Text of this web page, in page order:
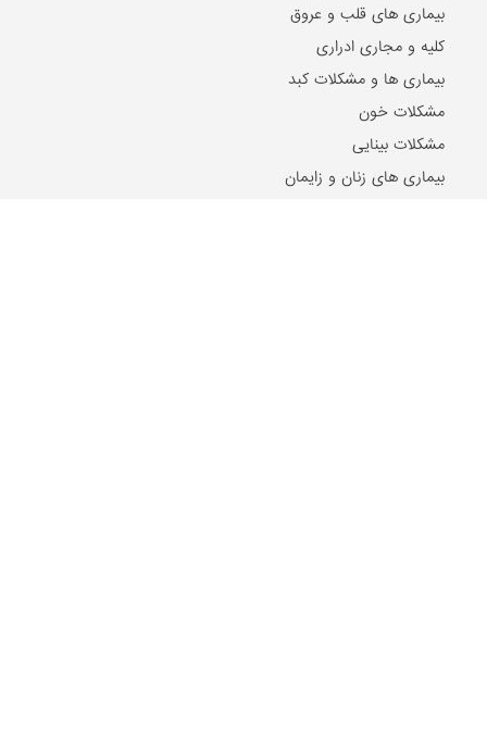
بیماری های قلب و عروق
کلیه و مجاری ادراری
بیماری ها و مشکلات کبد
مشکلات خون
مشکلات بینایی
بیماری های زنان و زایمان